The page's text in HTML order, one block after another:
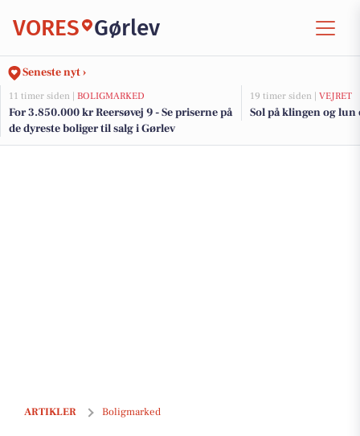
VORES Gørlev
Seneste nyt ›
11 timer siden | BOLIGMARKED
For 3.850.000 kr Reersøvej 9 - Se priserne på
de dyreste boliger til salg i Gørlev
19 timer siden | VEJRET
Sol på klingen og
ARTIKLER Boligmarked
Husudbuddet er tilbage på 2019-niveau: Se udviklingen i